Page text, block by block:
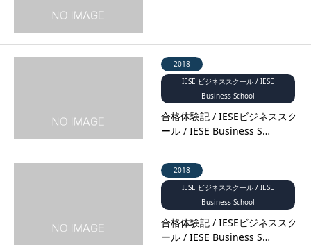
2018
IESE ビジネススクール / IESE
Business School
合格体験記 / IESEビジネススク
ール / IESE Business S…
2018
IESE ビジネススクール / IESE
Business School
合格体験記 / IESEビジネススク
ール / IESE Business S…